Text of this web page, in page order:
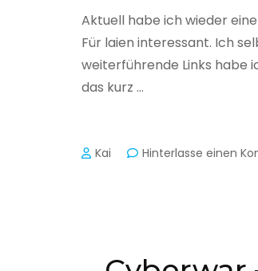
Aktuell habe ich wieder
Für laien interessant. Ich
weiterführende Links habe
das kurz …
Kai Hinterlasse einen